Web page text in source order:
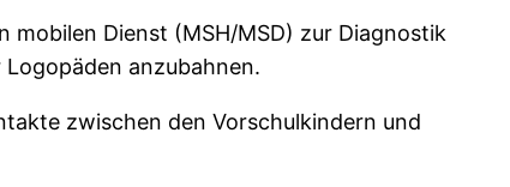
Dienst (MSH/MSD) zur Diagnostik
anzubahnen.
zwischen den Vorschulkindern und